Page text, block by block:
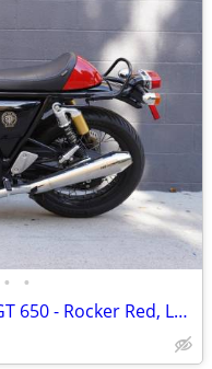
• •
2022 Royal Enfield Continental GT 650 - Rocker Red, Low Miles